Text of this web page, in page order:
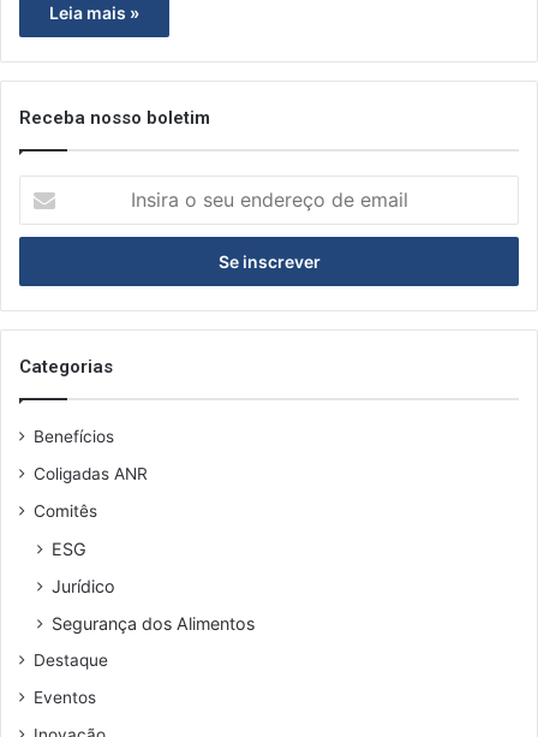
Leia mais »
Receba nosso boletim
s
r
a
s
e
n
e
e
e
Categorias
Benefícios
Coligadas ANR
Comitês
ESG
Jurídico
Segurança dos Alimentos
Destaque
Eventos